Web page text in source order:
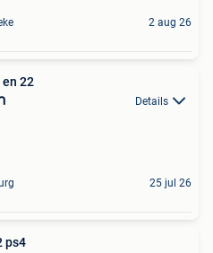
2 aug 26
en 22
Details
25 jul 26
ps4